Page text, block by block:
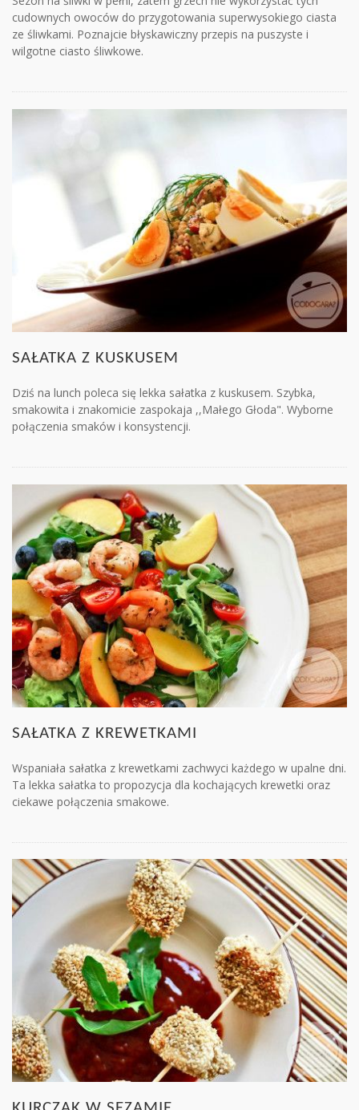
cudownych owoców do przygotowania superwysokiego ciasta
ze śliwkami. Poznajcie błyskawiczny przepis na puszyste i
wilgotne ciasto śliwkowe.
SAŁATKA Z KUSKUSEM
Dziś na lunch poleca się lekka sałatka z kuskusem. Szybka,
smakowita i znakomicie zaspokaja ,,Małego Głoda". Wyborne
połączenia smaków i konsystencji.
SAŁATKA Z KREWETKAMI
Wspaniała sałatka z krewetkami zachwyci każdego w upalne dni.
Ta lekka sałatka to propozycja dla kochających krewetki oraz
ciekawe połączenia smakowe.